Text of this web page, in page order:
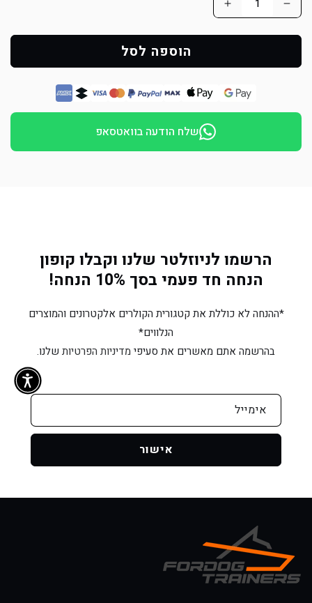
הפחת
כמות
זמם
הוסף
כמות
זמם
לכלב
מתכת
דמוי
הוספה לסל
שלח הודעה בוואטסאפ
הרשמו לניוזלטר שלנו וקבלו קופון
הנחה חד פעמי בסך 10% הנחה!
*ההנחה לא כוללת את קטגורית הקולרים אלקטרונים והמוצרים
הנלווים*
בהרשמה אתם מאשרים את סעיפי מדיניות הפרטיות שלנו.
אימייל
אישור